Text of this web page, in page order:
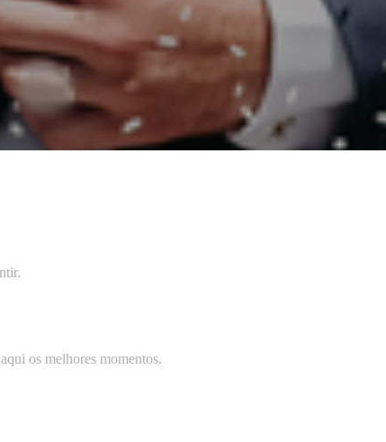
os melhores momentos.